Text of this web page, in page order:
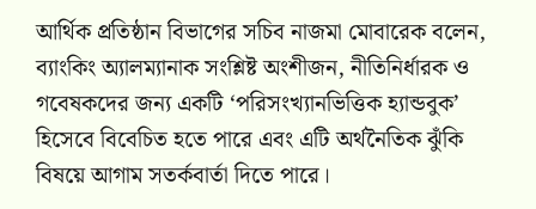
আর্থিক প্রতিষ্ঠান বিভাগের সচিব নাজমা মোবারেক বলেন,
ব্যাংকিং অ্যালম্যানাক সংশ্লিষ্ট অংশীজন, নীতিনির্ধারক ও
গবেষকদের জন্য একটি ‘পরিসংখ্যানভিত্তিক হ্যান্ডবুক’
হিসেবে বিবেচিত হতে পারে এবং এটি অর্থনৈতিক ঝুঁকি
বিষয়ে আগাম সতর্কবার্তা দিতে পারে।